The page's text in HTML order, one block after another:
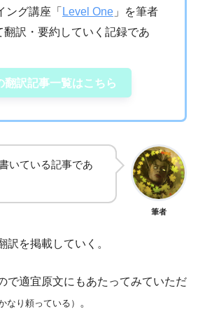
ング講座「 Level One 」を筆者
翻訳・要約していく記録であ
翻訳記事一覧はこちら
いている記事であ
筆者
訳を掲載していく。
で適宜原文にもあたってみていただ
なり頼っている） 。